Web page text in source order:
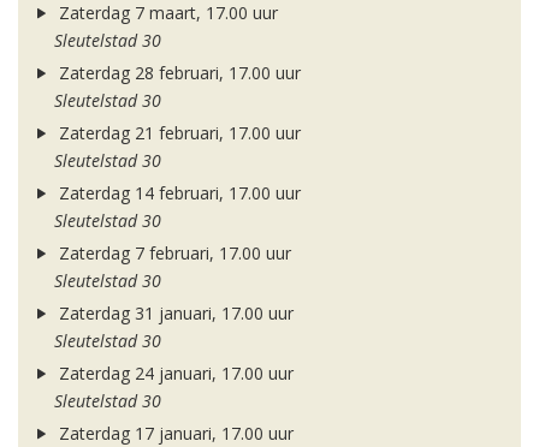
Zaterdag 7 maart, 17.00 uur
Sleutelstad 30
Zaterdag 28 februari, 17.00 uur
Sleutelstad 30
Zaterdag 21 februari, 17.00 uur
Sleutelstad 30
Zaterdag 14 februari, 17.00 uur
Sleutelstad 30
Zaterdag 7 februari, 17.00 uur
Sleutelstad 30
Zaterdag 31 januari, 17.00 uur
Sleutelstad 30
Zaterdag 24 januari, 17.00 uur
Sleutelstad 30
Zaterdag 17 januari, 17.00 uur